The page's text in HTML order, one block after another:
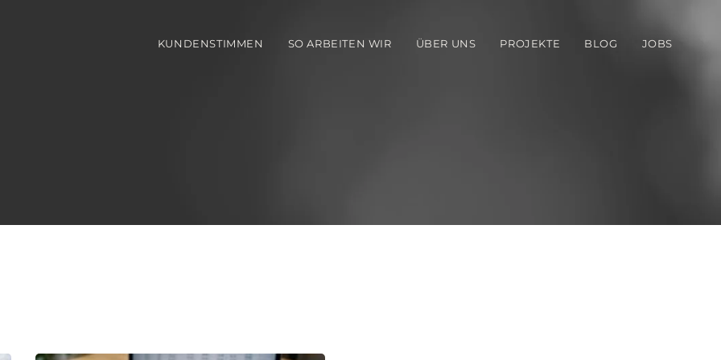
KUNDENSTIMMEN SO ARBEITEN WIR ÜBER UNS PROJEKTE BLOG JOBS